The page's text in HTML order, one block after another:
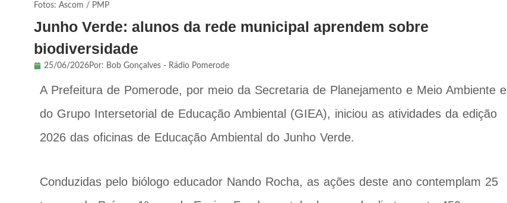
Fotos: Ascom / PMP
Junho Verde: alunos da rede municipal aprendem sobre
biodiversidade
25/06/2026Por: Bob Gonçalves - Rádio Pomerode
A Prefeitura de Pomerode, por meio da Secretaria de Planejamento e Meio Ambiente e
do Grupo Intersetorial de Educação Ambiental (GIEA), iniciou as atividades da edição
2026 das oficinas de Educação Ambiental do Junho Verde.
Conduzidas pelo biólogo educador Nando Rocha, as ações deste ano contemplam 25